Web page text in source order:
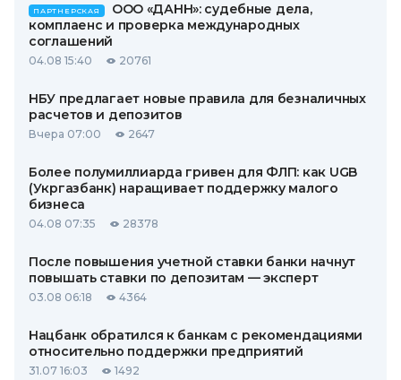
ПАРТНЕРСКАЯ
ООО «ДАНН»: судебные дела,
комплаенс и проверка международных
соглашений
04.08 15:40 20761
НБУ предлагает новые правила для безналичных
расчетов и депозитов
Вчера 07:00 2647
Более полумиллиарда гривен для ФЛП: как UGB
(Укргазбанк) наращивает поддержку малого
бизнеса
04.08 07:35 28378
После повышения учетной ставки банки начнут
повышать ставки по депозитам — эксперт
03.08 06:18 4364
Нацбанк обратился к банкам с рекомендациями
относительно поддержки предприятий
31.07 16:03 1492